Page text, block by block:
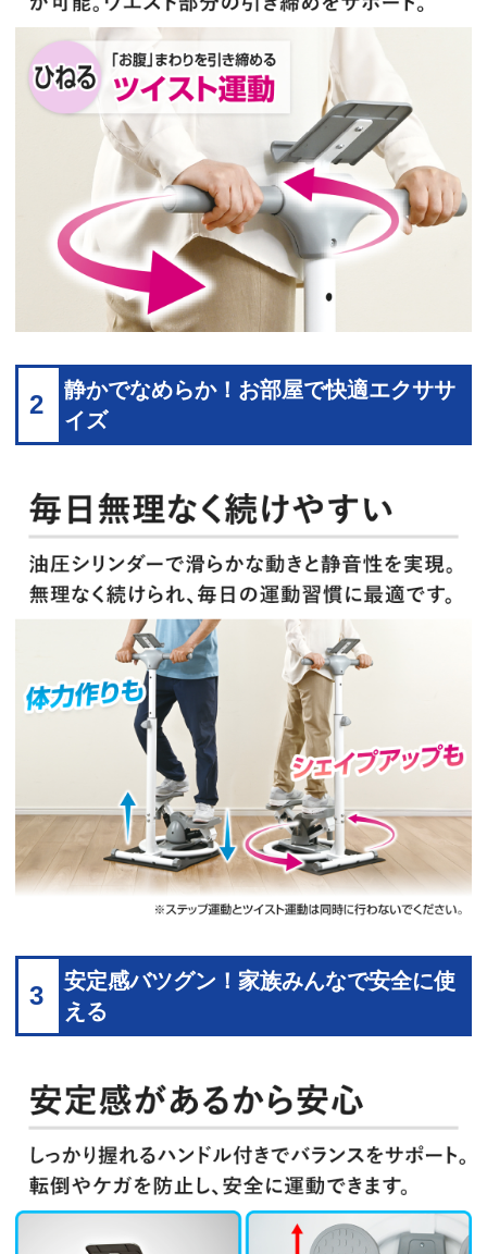
2
静かでなめらか！お部屋で快適エクササ
イズ
3
安定感バツグン！家族みんなで安全に使
える